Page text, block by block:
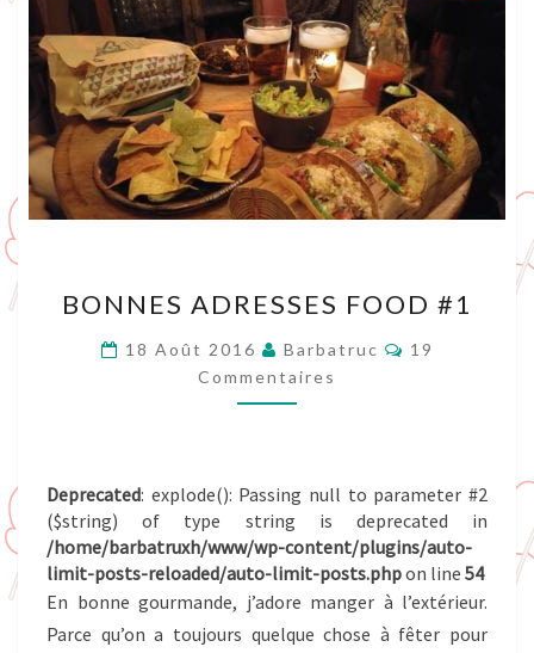
ADRESSES
#1
BONNES ADRESSES FOOD #1
18 Août 2016 Barbatruc
19
Commentaires
Deprecated: explode(): Passing null to parameter #2
($string) of type string is deprecated in
/home/barbatruxh/www/wp-content/plugins/auto-
limit-posts-reloaded/auto-limit-posts.phpon line 54
En bonne gourmande, j’adore manger à l’extérieur.
Parce qu’on a toujours quelque chose à fêter pour